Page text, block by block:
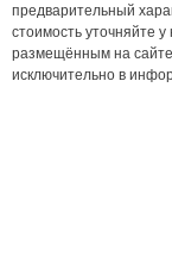
предварительный
стоимость уточняйте
размещённым на
исключительно в